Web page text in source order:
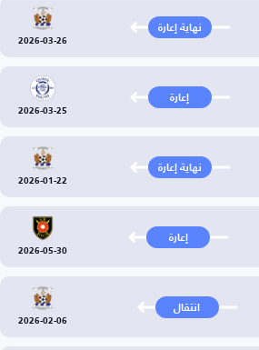
نهاية إعارة
2026-03-26
إعارة
2026-03-25
نهاية إعارة
2026-01-22
إعارة
2026-05-30
انتقال
2026-02-06